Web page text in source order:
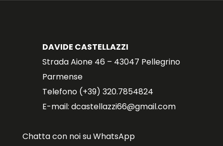
DAVIDE CASTELLAZZI
Strada Aione 46 – 43047 Pellegrino
Parmense
Telefono (+39) 320.7854824
E-mail: dcastellazzi66@gmail.com
Chatta con noi su WhatsApp